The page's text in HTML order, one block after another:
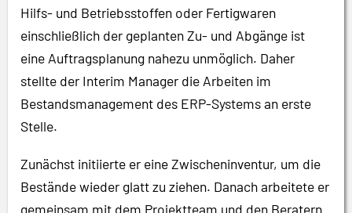
Hilfs- und Betriebsstoffen oder Fertigwaren
einschließlich der geplanten Zu- und Abgänge ist
eine Auftragsplanung nahezu unmöglich. Daher
stellte der Interim Manager die Arbeiten im
Bestandsmanagement des ERP-Systems an erste
Stelle.
Zunächst initiierte er eine Zwischeninventur, um die
Bestände wieder glatt zu ziehen. Danach arbeitete er
gemeinsam mit dem Projektteam und den Beratern